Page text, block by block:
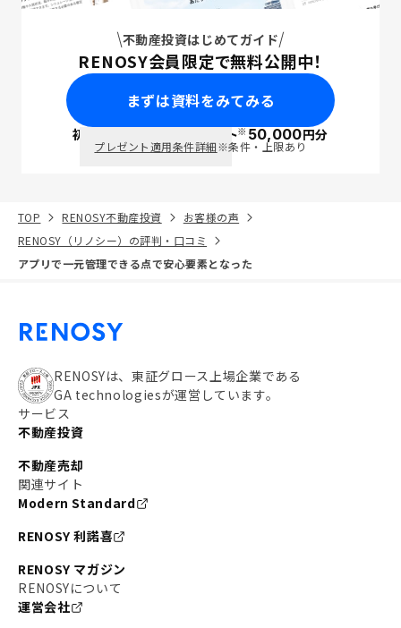
不動産投資はじめてガイド
RENOSY会員限定で無料公開中！
まずは資料をみてみる
初回面談で ポイント※50,000円分
プレゼント適用条件詳細※条件・上限あり
TOP RENOSY不動産投資
お客様の声
RENOSY（リノシー）の評判・口コミ
アプリで一元管理できる点で安心要素となった
RENOSYは、東証グロース上場企業である
GA technologiesが運営しています。
サービス
不動産投資
不動産売却
関連サイト
Modern Standard
RENOSY 利諾喜
RENOSY マガジン
RENOSYについて
運営会社